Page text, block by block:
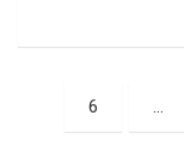
…
6